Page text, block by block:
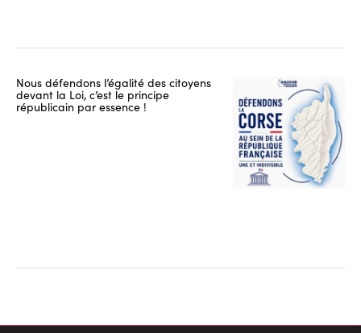
Nous défendons l’égalité des citoyens
devant la Loi, c’est le principe
républicain par essence !